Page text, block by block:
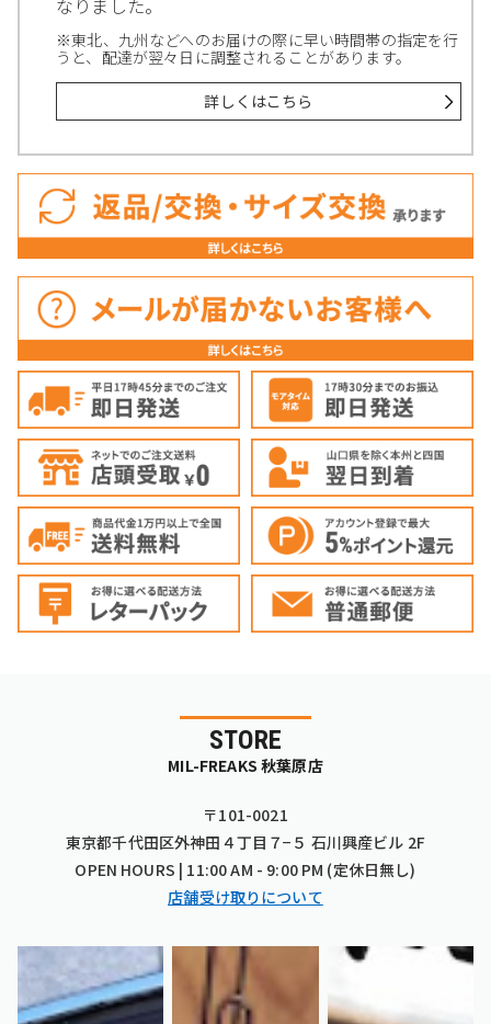
なりました。
※東北、九州などへのお届けの際に早い時間帯の指定を行
うと、配達が翌々日に調整されることがあります。
詳しくはこちら
STORE
MIL-FREAKS 秋葉原店
〒101-0021
東京都千代田区外神田４丁目７−５ 石川興産ビル 2F
OPEN HOURS | 11:00 AM - 9:00 PM (定休日無し)
店舗受け取りについて